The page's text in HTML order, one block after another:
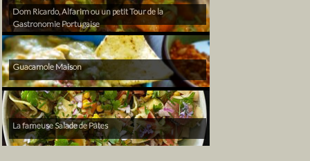
Dom Ricardo, Alfarim ou un petit Tour de la
Gastronomie Portugaise
Guacamole Maison
La fameuse Salade de Pâtes